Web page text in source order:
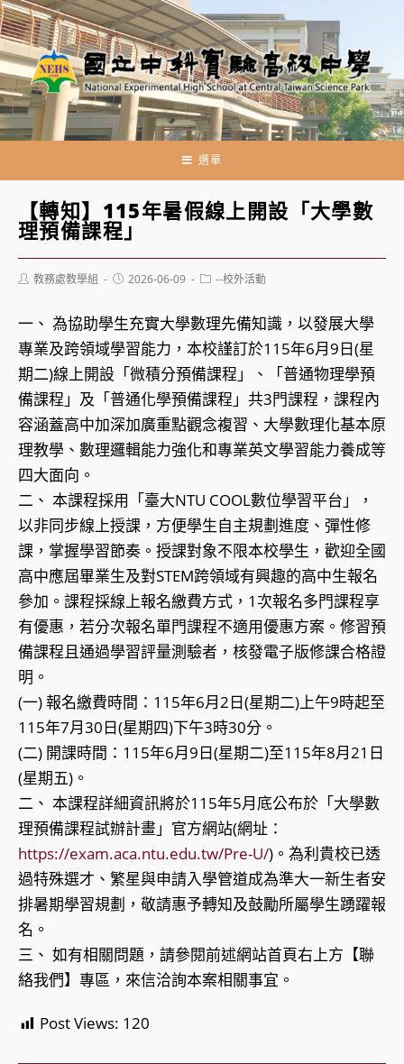
跳
轉
至
主
要
內
選單
【轉知】115年暑假線上開設「大學數
理預備課程」
Post教務處教學組
Post2026-06-09
Post--校外活動
一、 為協助學生充實大學數理先備知識，以發展大學
專業及跨領域學習能力，本校謹訂於115年6月9日(星
期二)線上開設「微積分預備課程」、「普通物理學預
備課程」及「普通化學預備課程」共3門課程，課程內
容涵蓋高中加深加廣重點觀念複習、大學數理化基本原
理教學、數理邏輯能力強化和專業英文學習能力養成等
四大面向。
二、 本課程採用「臺大NTU COOL數位學習平台」，
以非同步線上授課，方便學生自主規劃進度、彈性修
課，掌握學習節奏。授課對象不限本校學生，歡迎全國
高中應屆畢業生及對STEM跨領域有興趣的高中生報名
參加。課程採線上報名繳費方式，1次報名多門課程享
有優惠，若分次報名單門課程不適用優惠方案。修習預
備課程且通過學習評量測驗者，核發電子版修課合格證
明。
(一) 報名繳費時間：115年6月2日(星期二)上午9時起至
115年7月30日(星期四)下午3時30分。
(二) 開課時間：115年6月9日(星期二)至115年8月21日
(星期五)。
二、 本課程詳細資訊將於115年5月底公布於「大學數
理預備課程試辦計畫」官方網站(網址：
https://exam.aca.ntu.edu.tw/Pre-U/)。為利貴校已透
過特殊選才、繁星與申請入學管道成為準大一新生者安
排暑期學習規劃，敬請惠予轉知及鼓勵所屬學生踴躍報
名。
三、 如有相關問題，請參閱前述網站首頁右上方【聯
絡我們】專區，來信洽詢本案相關事宜。
Post Views: 120